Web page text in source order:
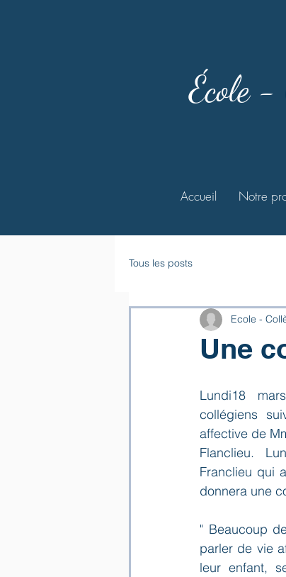
École -
Accueil Notre
Tous les posts
Une
Ecole -
Lundi18
collégiens
affective de
Flanclieu.
Franclieu qui
donnera une
" Beaucoup
parler de vie
leur enfant,